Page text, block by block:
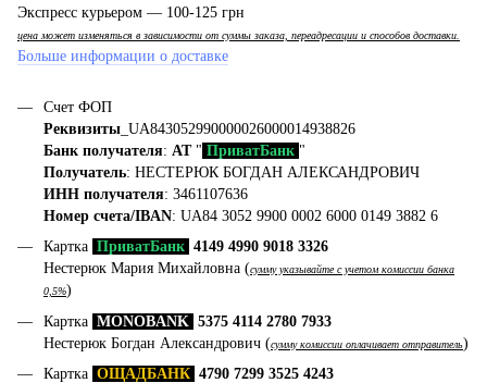
Экспресс курьером — 100-125 грн
цена может изменяться в зависимости от суммы заказа, переадресации и способов доставки.
Больше информации о доставке
Счет ФОП
Реквизиты _UA843052990000026000014938826
Банк получателя: АТ" ПриватБанк "
Получатель: НЕСТЕРЮК БОГДАН АЛЕКСАНДРОВИЧ
ИНН получателя: 3461107636
Номер счета/IBAN: UA84 3052 9900 0002 6000 0149 3882 6
Картка ПриватБанк 4149 4990 9018 3326
Нестерюк Мария Михайловна (сумму указывайте с учетом комиссии банка
0,5%)
Картка MONOBANK 5375 4114 2780 7933
Нестерюк Богдан Александрович (сумму комиссии оплачивает отправитель)
Картка ОЩАДБАНК 4790 7299 3525 4243